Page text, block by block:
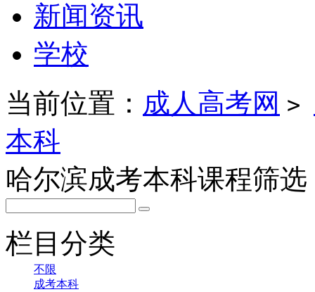
新闻资讯
学校
当前位置： 成人高考网 >
本科
哈尔滨成考本科课程筛选
栏目分类
不限
成考本科